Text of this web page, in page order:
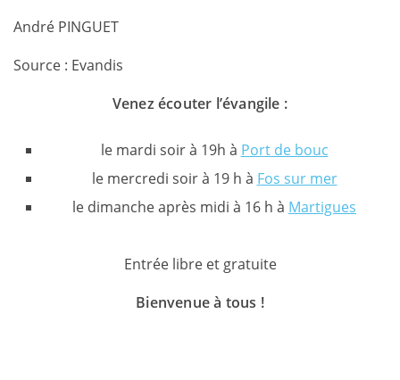
André PINGUET
Source : Evandis
Venez écouter l’évangile :
le mardi soir à 19h à Port de bouc
le mercredi soir à 19 h à Fos sur mer
le dimanche après midi à 16 h à Martigues
Entrée libre et gratuite
Bienvenue à tous !